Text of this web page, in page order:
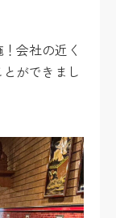
会社の近く
ができまし